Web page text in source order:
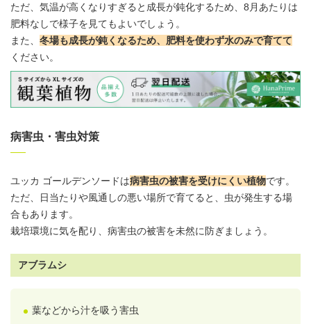
ただ、気温が高くなりすぎると成長が鈍化するため、8月あたりは
肥料なしで様子を見てもよいでしょう。
また、 冬場も成長が鈍くなるため、肥料を使わず水のみで育てて
ください。
病害虫・害虫対策
ユッカ ゴールデンソードは病害虫の被害を受けにくい植物です。
ただ、日当たりや風通しの悪い場所で育てると、虫が発生する場
合もあります。
栽培環境に気を配り、病害虫の被害を未然に防ぎましょう。
アブラムシ
葉などから汁を吸う害虫